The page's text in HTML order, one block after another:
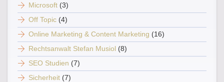
Microsoft (3)
Off Topic (4)
Online Marketing & Content Marketing (16)
Rechtsanwalt Stefan Musiol (8)
SEO Studien (7)
Sicherheit (7)